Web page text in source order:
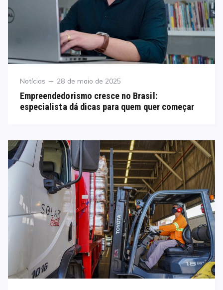
Category
Notícias
Posted
on
28 de maio de 2025
Empreendedorismo cresce no Brasil:
especialista dá dicas para quem quer começar